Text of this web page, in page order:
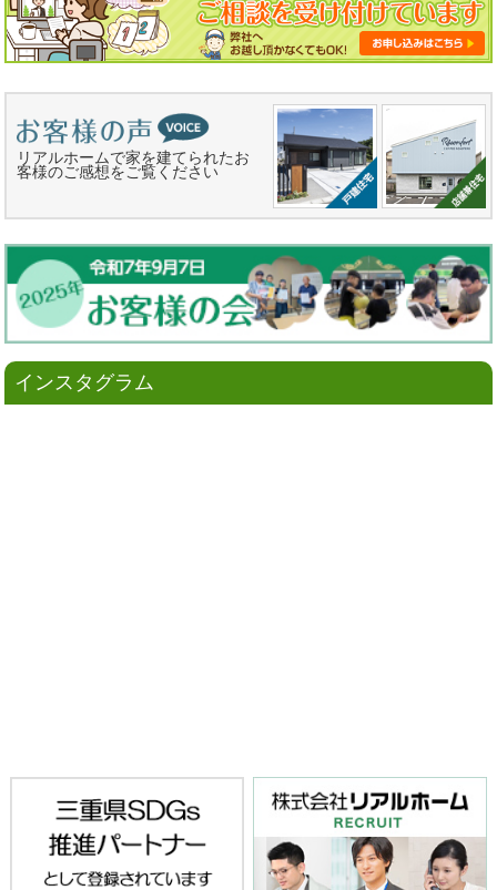
リアルホームで家を建てられたお
客様のご感想をご覧ください
インスタグラム